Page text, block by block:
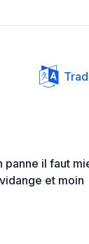
panne il faut
et moin